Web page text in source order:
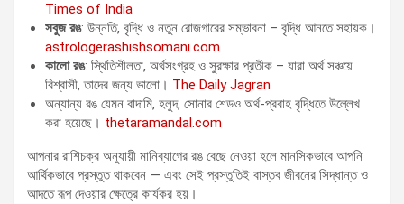
Times of India
সবুজ রঙ: উন্নতি, বৃদ্ধি ও নতুন রোজগারের সম্ভাবনা – বৃদ্ধি আনতে সহায়ক।
astrologerashishsomani.com
কালো রঙ: স্থিতিশীলতা, অর্থসংগ্রহ ও সুরক্ষার প্রতীক – যারা অর্থ সঞ্চয়ে
বিশ্বাসী, তাদের জন্য ভালো। The Daily Jagran
অন্যান্য রঙ যেমন বাদামি, হলুদ, সোনার শেডও অর্থ-প্রবাহ বৃদ্ধিতে উল্লেখ
করা হয়েছে। thetaramandal.com
আপনার রাশিচক্র অনুযায়ী মানিব্যাগের রঙ বেছে নেওয়া হলে মানসিকভাবে আপনি
আর্থিকভাবে প্রস্তুত থাকবেন — এবং সেই প্রস্তুতিই বাস্তব জীবনের সিদ্ধান্ত ও
আদতে রূপ দেওয়ার ক্ষেত্রে কার্যকর হয়।